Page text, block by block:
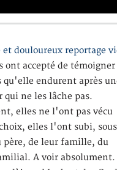
douloureux reportage
ont accepté de témoigner
qu'elle endurent après
qui ne les lâche pas.
elles ne l'ont pas vécu
elles l'ont subi,
père, de leur famille, du
A voir absolument.